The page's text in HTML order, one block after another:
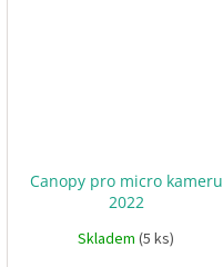
Canopy pro micro kameru
2022
Skladem (5 ks)